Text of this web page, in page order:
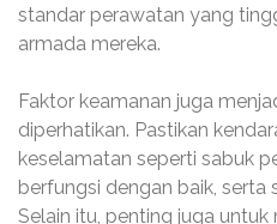
standar perawatan yang
armada mereka.
Faktor keamanan juga
diperhatikan. Pastikan
keselamatan seperti sabuk
berfungsi dengan baik, serta
Selain itu, penting juga